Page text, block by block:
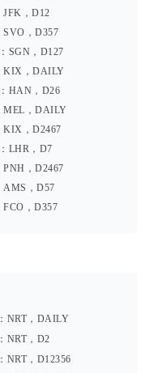
，D12
，D357
SGN，D127
KIX，DAILY
HAN，D26
MEL，DAILY
KIX，D2467
LHR，D7
，D2467
AMS，D57
，D357
NRT，DAILY
NRT，D2
NRT，D12356